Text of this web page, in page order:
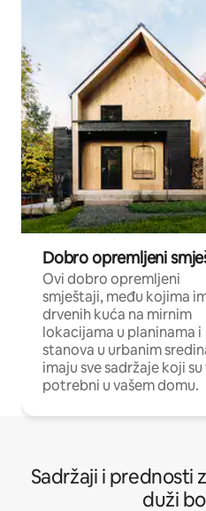
Dobro opremljeni
Ovi dobro opremljeni
smještaji, među kojima
drvenih kuća na mirnim
lokacijama u planinama i
stanova u urbanim
imaju sve sadržaje koji su
potrebni u vašem domu.
Sadržaji i prednosti
duži